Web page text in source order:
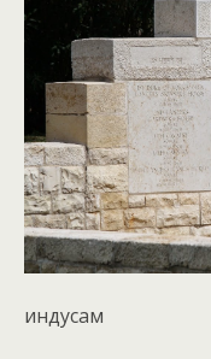
индусам